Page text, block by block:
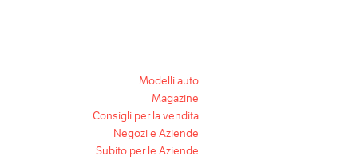
Modelli auto
Magazine
Consigli per la vendita
Negozi e Aziende
Subito per le Aziende